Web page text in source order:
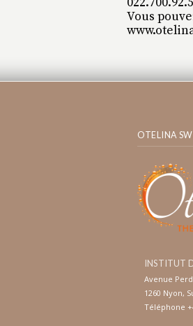
Vous
OTELINA
INSTITUT
Avenue
1260 Nyon,
Téléphone